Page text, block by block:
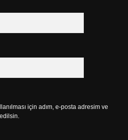
için adım, e-posta adresim ve